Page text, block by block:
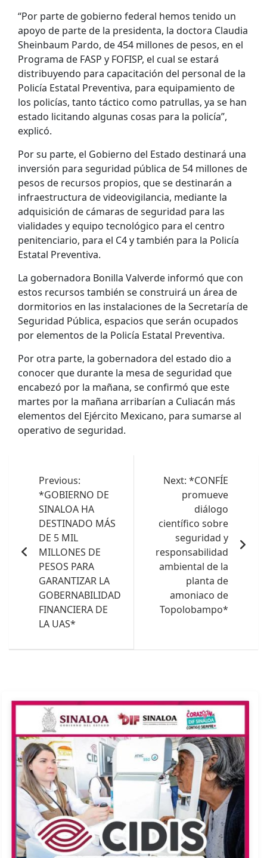
“Por parte de gobierno federal hemos tenido un
apoyo de parte de la presidenta, la doctora Claudia
Sheinbaum Pardo, de 454 millones de pesos, en el
Programa de FASP y FOFISP, el cual se estará
distribuyendo para capacitación del personal de la
Policía Estatal Preventiva, para equipamiento de
los policías, tanto táctico como patrullas, ya se han
estado licitando algunas cosas para la policía”,
explicó.
Por su parte, el Gobierno del Estado destinará una
inversión para seguridad pública de 54 millones de
pesos de recursos propios, que se destinarán a
infraestructura de videovigilancia, mediante la
adquisición de cámaras de seguridad para las
vialidades y equipo tecnológico para el centro
penitenciario, para el C4 y también para la Policía
Estatal Preventiva.
La gobernadora Bonilla Valverde informó que con
estos recursos también se construirá un área de
dormitorios en las instalaciones de la Secretaría de
Seguridad Pública, espacios que serán ocupados
por elementos de la Policía Estatal Preventiva.
Por otra parte, la gobernadora del estado dio a
conocer que durante la mesa de seguridad que
encabezó por la mañana, se confirmó que este
martes por la mañana arribarían a Culiacán más
elementos del Ejército Mexicano, para sumarse al
operativo de seguridad.
entradas
Previous:
*GOBIERNO DE
SINALOA HA
DESTINADO MÁS
DE 5 MIL
MILLONES DE
PESOS PARA
GARANTIZAR LA
GOBERNABILIDAD
FINANCIERA DE
LA UAS*
Next: *CONFÍE
promueve
diálogo
científico sobre
seguridad y
responsabilidad
ambiental de la
planta de
amoniaco de
Topolobampo*